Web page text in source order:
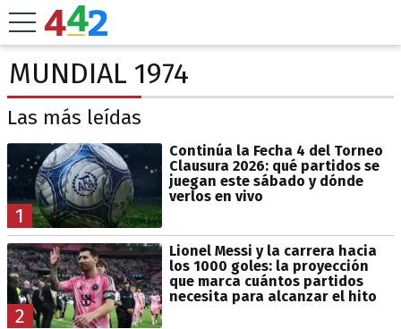
MUNDIAL 1974
Las más leídas
1
Continúa la Fecha 4 del Torneo
Clausura 2026: qué partidos se
juegan este sábado y dónde
verlos en vivo
2
Lionel Messi y la carrera hacia
los 1000 goles: la proyección
que marca cuántos partidos
necesita para alcanzar el hito